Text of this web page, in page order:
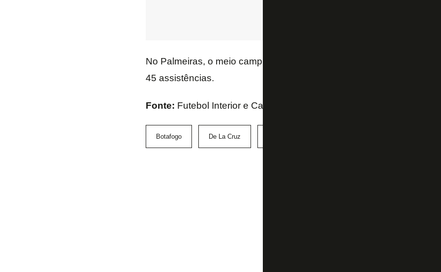
No Palmeiras, o meio campista fez 207 jogos, balançou as redes 37
45 assistências.
Fonte: Futebol Interior e Canal do Nicola
Botafogo De La Cruz